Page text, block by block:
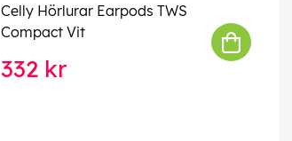
Celly Hörlurar Earpods TWS
Compact Vit
332 kr